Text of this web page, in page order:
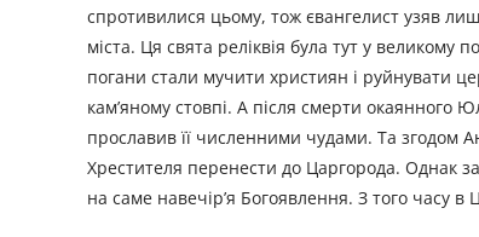
спротивилися цьому, тож євангелист узяв
міста. Ця свята реліквія була тут у
погани стали мучити християн і руйнувати
кам’яному стовпі. А після смерти окаянного
прославив її численними чудами. Та згодом
Хрестителя перенести до Царгорода. Однак
на саме навечір’я Богоявлення. З того часу